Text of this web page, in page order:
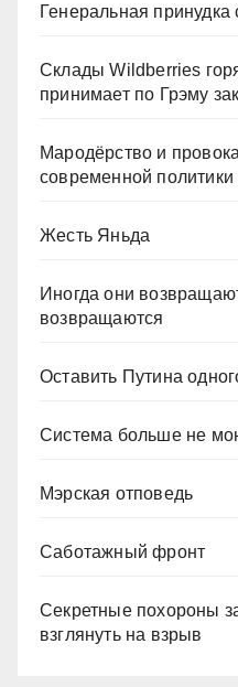
Генеральная принудка
Склады Wildberries
принимает по Грэму
Мародёрство и
современной политики
Жесть Яньда
Иногда они
возвращаются
Оставить Путина
Система больше не
Мэрская отповедь
Саботажный фронт
Секретные похороны
взглянуть на взрыв